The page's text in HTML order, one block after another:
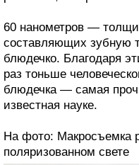
60 нанометров —
составляющих зубную
блюдечко. Благодаря
раз тоньше
блюдечка — самая
известная науке.
На фото: Макросъемка
поляризованном свете